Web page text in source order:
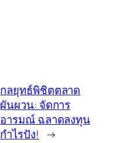
กลยุทธ์พิชิตตลาด
ผันผวน: จัดการ
อารมณ์ ฉลาดลงทุน
กำไรปัง! →